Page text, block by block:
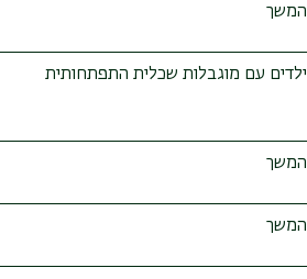
המשך
ילדים עם מוגבלות שכלית התפתחותית
המשך
המשך